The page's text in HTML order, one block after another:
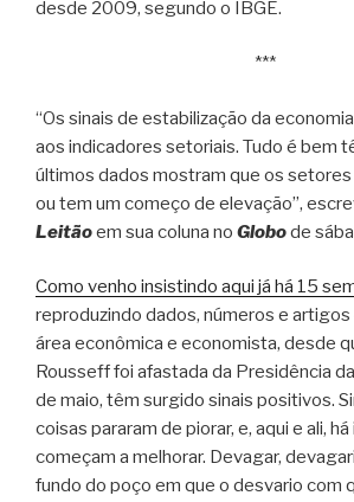
desde 2009, segundo o IBGE.
***
“Os sinais de estabilização da
aos indicadores setoriais. Tudo é bem
últimos dados mostram que os setores
ou tem um começo de elevação”,
Leitãoem sua coluna no Globode
Como venho insistindo aqui já há 15
reproduzindo dados, números e artigos
área econômica e economista, desde
Rousseff foi afastada da Presidência
de maio, têm surgido sinais positivos.
coisas pararam de piorar, e, aqui e ali,
começam a melhorar. Devagar,
fundo do poço em que o desvario com